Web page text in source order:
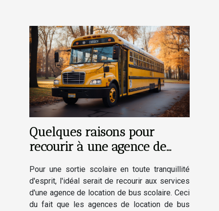
Quelques raisons pour
recourir à une agence de
Pour une sortie scolaire en toute tranquillité
d'esprit, l'idéal serait de recourir aux services
d'une agence de location de bus scolaire. Ceci
du fait que les agences de location de bus